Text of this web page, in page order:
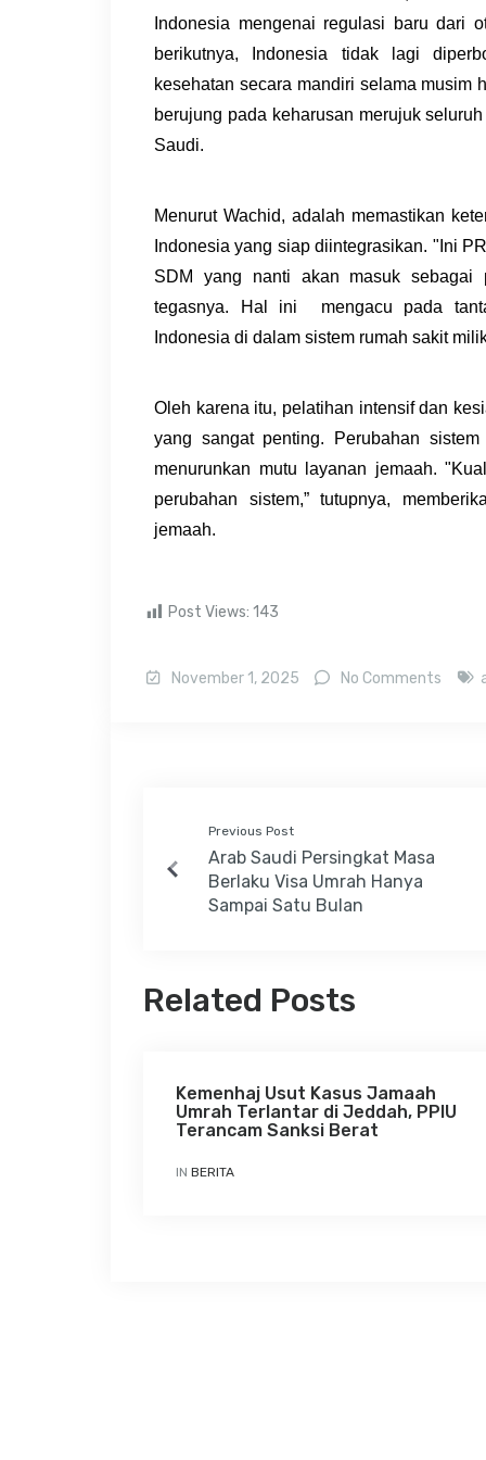
Indonesia mengenai regulasi baru dari
berikutnya, Indonesia tidak lagi
kesehatan secara mandiri selama
berujung pada keharusan merujuk
Saudi.
Menurut Wachid, adalah memastikan
Indonesia yang siap diintegrasikan. "Ini
SDM yang nanti akan masuk sebagai
tegasnya. Hal ini mengacu pada
Indonesia di dalam sistem rumah sakit
Oleh karena itu, pelatihan intensif dan
yang sangat penting. Perubahan
menurunkan mutu layanan jemaah.
perubahan sistem,” tutupnya,
jemaah.
Post Views: 143
November 1, 2025 No Comments
Previous Post
Arab Saudi Persingkat Masa
Berlaku Visa Umrah Hanya
Sampai Satu Bulan
Related Posts
Kemenhaj Usut Kasus Jamaah
Umrah Terlantar di Jeddah, PPIU
Terancam Sanksi Berat
IN BERITA